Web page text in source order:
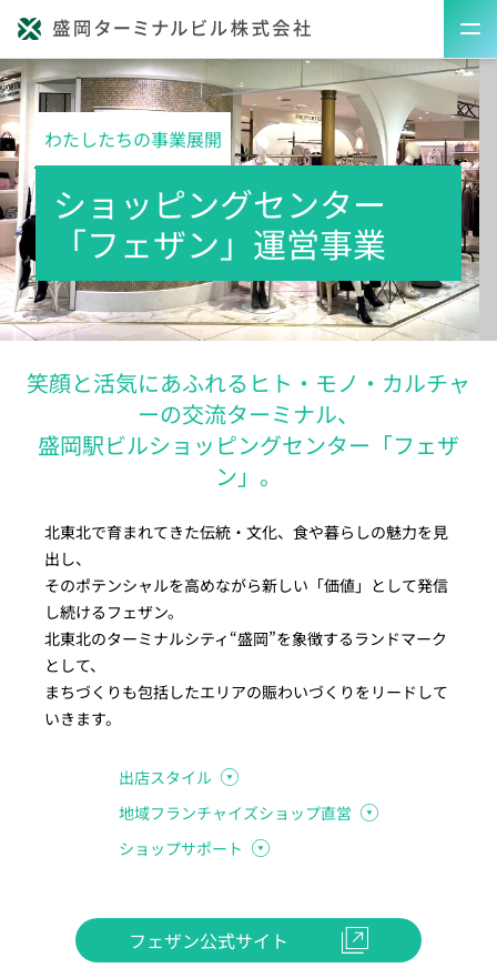
ショッピングセンター
「フェザン」運営事業
わたしたちの事業展開
笑顔と活気にあふれるヒト・モノ・カルチャ
ーの交流ターミナル、
盛岡駅ビルショッピングセンター「フェザ
ン」。
北東北で育まれてきた伝統・文化、食や暮らしの魅力を見
出し、
そのポテンシャルを高めながら新しい「価値」として発信
し続けるフェザン。
北東北のターミナルシティ“盛岡”を象徴するランドマーク
として、
まちづくりも包括したエリアの賑わいづくりをリードして
いきます。
出店スタイル
地域フランチャイズショップ直営
ショップサポート
フェザン公式サイト